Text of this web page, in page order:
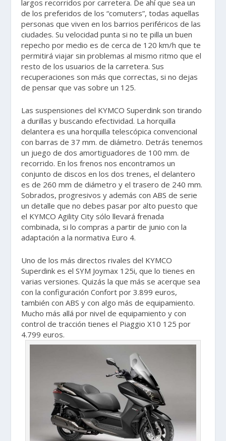
largos recorridos por carretera. De ahí que sea un
de los preferidos de los “comuters”, todas aquellas
personas que viven en los barrios periféricos de las
ciudades. Su velocidad punta si no te pilla un buen
repecho por medio es de cerca de 120 km/h que te
permitirá viajar sin problemas al mismo ritmo que el
resto de los usuarios de la carretera. Sus
recuperaciones son más que correctas, si no dejas
de pensar que vas sobre un 125.
Las suspensiones del KYMCO Superdink son tirando
a durillas y buscando efectividad. La horquilla
delantera es una horquilla telescópica convencional
con barras de 37 mm. de diámetro. Detrás tenemos
un juego de dos amortiguadores de 100 mm. de
recorrido. En los frenos nos encontramos un
conjunto de discos en los dos trenes, el delantero
es de 260 mm de diámetro y el trasero de 240 mm.
Sobrados, progresivos y además con ABS de serie
un detalle que no debes pasar por alto puesto que
el KYMCO Agility City sólo llevará frenada
combinada, si lo compras a partir de junio con la
adaptación a la normativa Euro 4.
Uno de los más directos rivales del KYMCO
Superdink es el SYM Joymax 125i, que lo tienes en
varias versiones. Quizás la que más se acerque sea
con la configuración Confort por 3.899 euros,
también con ABS y con algo más de equipamiento.
Mucho más allá por nivel de equipamiento y con
control de tracción tienes el Piaggio X10 125 por
4.799 euros.